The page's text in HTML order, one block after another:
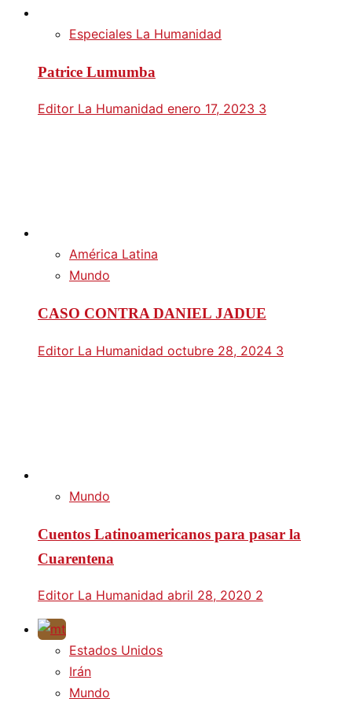
Especiales La Humanidad
Patrice Lumumba
Editor La Humanidad enero 17, 2023 3
América Latina
Mundo
CASO CONTRA DANIEL JADUE
Editor La Humanidad octubre 28, 2024 3
Mundo
Cuentos Latinoamericanos para pasar la
Cuarentena
Editor La Humanidad abril 28, 2020 2
Estados Unidos
Irán
Mundo